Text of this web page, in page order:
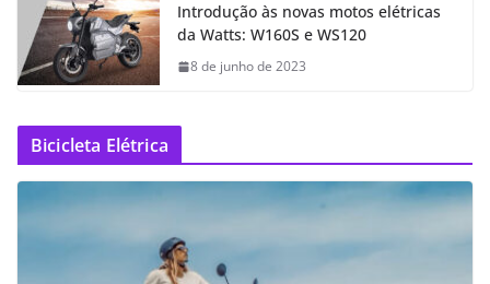
Introdução às novas motos elétricas
da Watts: W160S e WS120
8 de junho de 2023
Bicicleta Elétrica